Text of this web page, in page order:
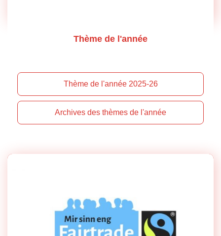
Thème de l'année
Thème de l'année 2025-26
Archives des thèmes de l'année